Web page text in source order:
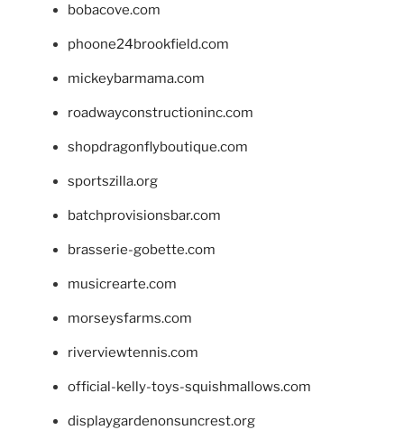
bobacove.com
phoone24brookfield.com
mickeybarmama.com
roadwayconstructioninc.com
shopdragonflyboutique.com
sportszilla.org
batchprovisionsbar.com
brasserie-gobette.com
musicrearte.com
morseysfarms.com
riverviewtennis.com
official-kelly-toys-squishmallows.com
displaygardenonsuncrest.org